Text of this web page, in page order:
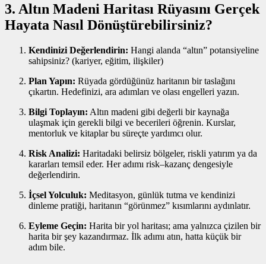
3. Altın Madeni Haritası Rüyasını Gerçek
Hayata Nasıl Dönüştürebilirsiniz?
Kendinizi Değerlendirin: Hangi alanda “altın” potansiyeline
sahipsiniz? (kariyer, eğitim, ilişkiler)
Plan Yapın: Rüyada gördüğünüz haritanın bir taslağını
çıkartın. Hedefinizi, ara adımları ve olası engelleri yazın.
Bilgi Toplayın: Altın madeni gibi değerli bir kaynağa
ulaşmak için gerekli bilgi ve becerileri öğrenin. Kurslar,
mentorluk ve kitaplar bu süreçte yardımcı olur.
Risk Analizi: Haritadaki belirsiz bölgeler, riskli yatırım ya da
kararları temsil eder. Her adımı risk–kazanç dengesiyle
değerlendirin.
İçsel Yolculuk: Meditasyon, günlük tutma ve kendinizi
dinleme pratiği, haritanın “görünmez” kısımlarını aydınlatır.
Eyleme Geçin: Harita bir yol haritası; ama yalnızca çizilen bir
harita bir şey kazandırmaz. İlk adımı atın, hatta küçük bir
adım bile.